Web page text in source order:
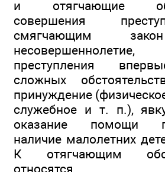
и отягчающие
совершения
смягчающим
преступления
сложных
принуждение
служебное и т. п.),
оказание помощи
наличие малолетних
К отягчающим
относятся